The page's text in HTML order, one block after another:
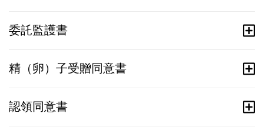
委託監護書
精（卵）子受贈同意書
認領同意書